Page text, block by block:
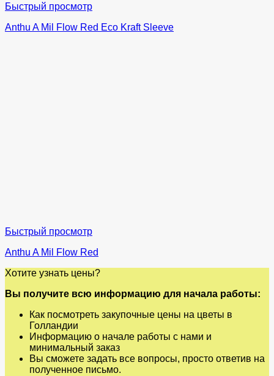
Быстрый просмотр
Anthu A Mil Flow Red Eco Kraft Sleeve
Быстрый просмотр
Anthu A Mil Flow Red
Хотите узнать цены?
Вы получите всю информацию для начала работы:
Как посмотреть закупочные цены на цветы в
Голландии
Информацию о начале работы с нами и
минимальный заказ
Вы сможете задать все вопросы, просто ответив на
полученное письмо.